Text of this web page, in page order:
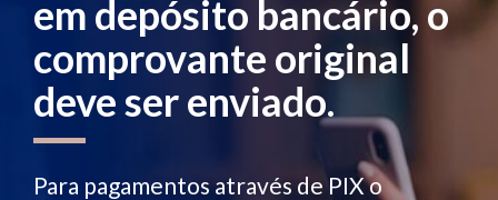
em depósito bancário, o
comprovante original
deve ser enviado.
Para pagamentos através de PIX o